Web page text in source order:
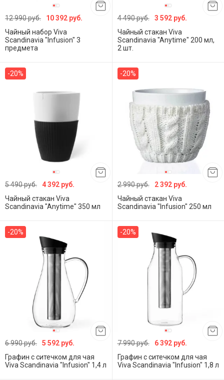
12 990 руб.
10 392 руб.
Чайный набор Viva
Scandinavia "Infusion" 3
предмета
4 490 руб.
3 592 руб.
Чайный стакан Viva
Scandinavia "Anytime" 200 мл,
2 шт.
-20%
5 490 руб.
4 392 руб.
Чайный стакан Viva
Scandinavia "Anytime" 350 мл
-20%
2 990 руб.
2 392 руб.
Чайный стакан Viva
Scandinavia "Infusion" 250 мл
-20%
6 990 руб.
5 592 руб.
Графин с ситечком для чая
Viva Scandinavia "Infusion" 1,4 л
-20%
7 990 руб.
6 392 руб.
Графин с ситечком для чая
Viva Scandinavia "Infusion" 1,8 л